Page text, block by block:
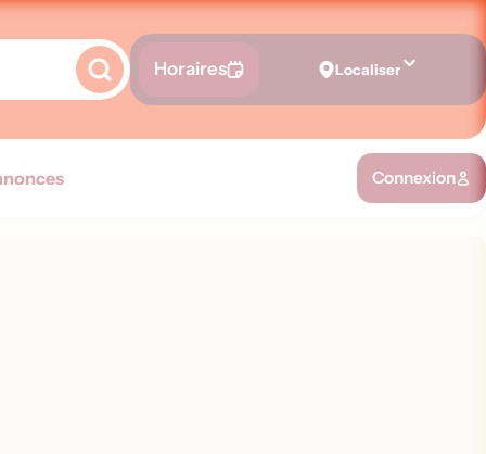
Horaires Localiser
Connexion